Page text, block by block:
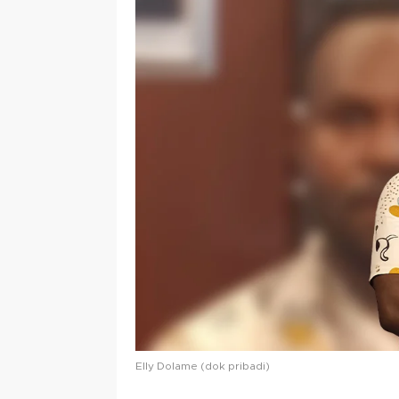
Elly Dolame (dok pribadi)